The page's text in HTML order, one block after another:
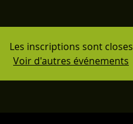
Les inscriptions sont closes
Voir d'autres événements